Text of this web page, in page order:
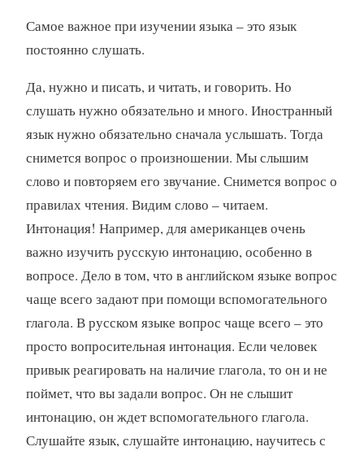
Самое важное при изучении языка – это язык
постоянно слушать.
Да, нужно и писать, и читать, и говорить. Но
слушать нужно обязательно и много. Иностранный
язык нужно обязательно сначала услышать. Тогда
снимется вопрос о произношении. Мы слышим
слово и повторяем его звучание. Снимется вопрос о
правилах чтения. Видим слово – читаем.
Интонация! Например, для американцев очень
важно изучить русскую интонацию, особенно в
вопросе. Дело в том, что в английском языке вопрос
чаще всего задают при помощи вспомогательного
глагола. В русском языке вопрос чаще всего – это
просто вопросительная интонация. Если человек
привык реагировать на наличие глагола, то он и не
поймет, что вы задали вопрос. Он не слышит
интонацию, он ждет вспомогательного глагола.
Слушайте язык, слушайте интонацию, научитесь с